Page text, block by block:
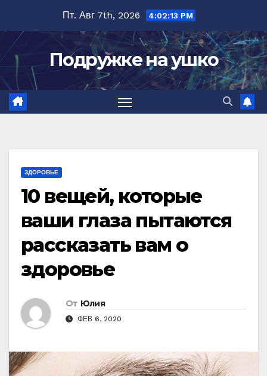
содержимому
Пт. Авг 7th, 2026 4:02:14 PM
Подружке на ушко
ЗДОРОВЬЕ
10 вещей, которые
ваши глаза пытаются
рассказать вам о
здоровье
От Юлия
ФЕВ 6, 2020